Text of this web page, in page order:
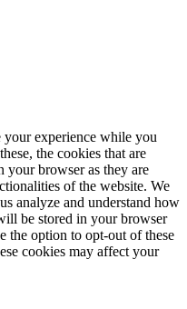
your experience while you
the cookies that are
your browser as they are
of the website. We
analyze and understand how
be stored in your browser
the option to opt-out of these
cookies may affect your